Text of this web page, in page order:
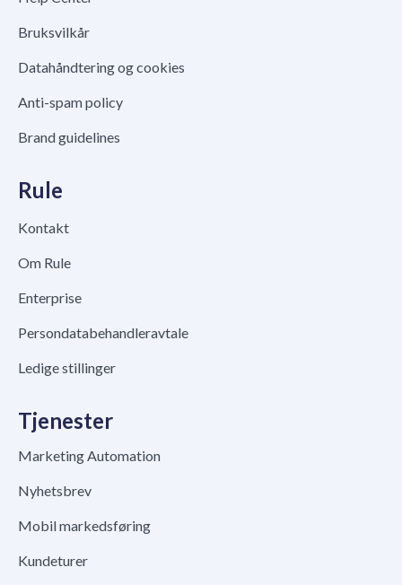
Bruksvilkår
Datahåndtering og cookies
Anti-spam policy
Brand guidelines
Rule
Kontakt
Om Rule
Enterprise
Persondatabehandleravtale
Ledige stillinger
Tjenester
Marketing Automation
Nyhetsbrev
Mobil markedsføring
Kundeturer